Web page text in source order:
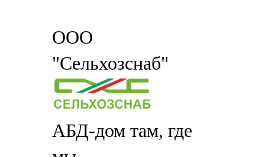
ООО
"Сельхозснаб"
АБД-дом там, где